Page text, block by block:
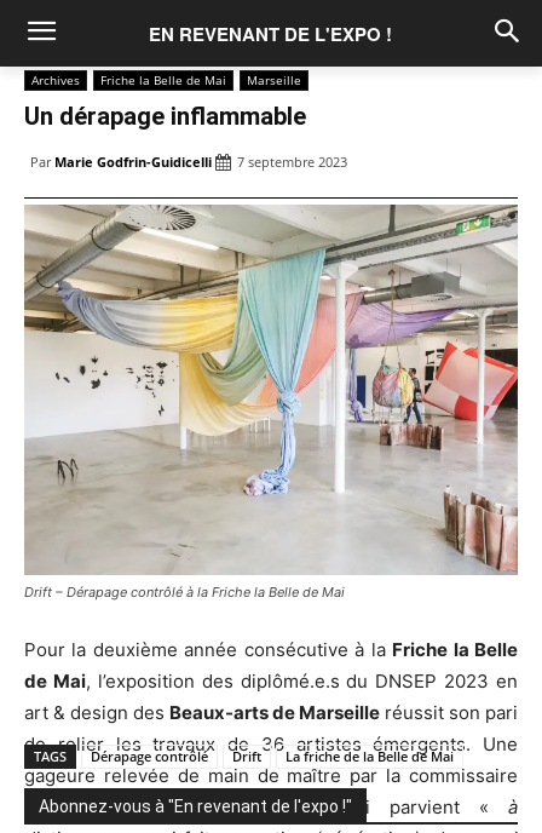
EN REVENANT DE L'EXPO !
Archives Friche la Belle de Mai Marseille
Un dérapage inflammable
Par Marie Godfrin-Guidicelli 7 septembre 2023
Drift – Dérapage contrôlé à la Friche la Belle de Mai
Pour la deuxième année consécutive à la Friche la Belle
de Mai, l’exposition des diplômé.e.s du DNSEP 2023 en
art & design des Beaux-arts de Marseille réussit son pari
de relier les travaux de 36 artistes émergents. Une
gageure relevée de main de maître par la commissaire
indépendanteKarin Schlageterqui parvient « à
TAGS Dérapage contrôlé Drift La friche de la Belle de Mai
Abonnez-vous à "En revenant de l'expo !"